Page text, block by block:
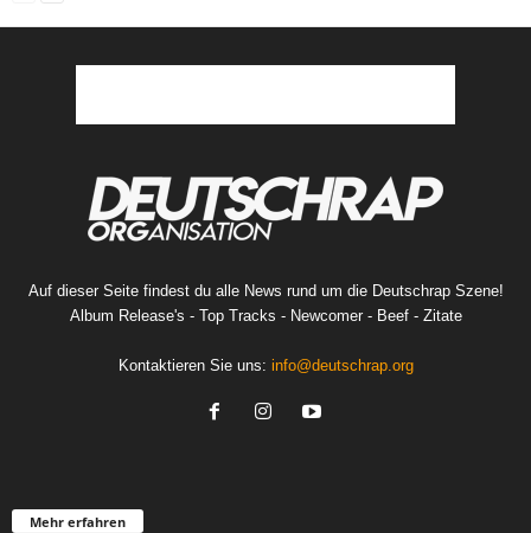
Auf dieser Seite findest du alle News rund um die Deutschrap Szene!
Album Release's - Top Tracks - Newcomer - Beef - Zitate
Kontaktieren Sie uns: info@deutschrap.org
Mehr erfahren